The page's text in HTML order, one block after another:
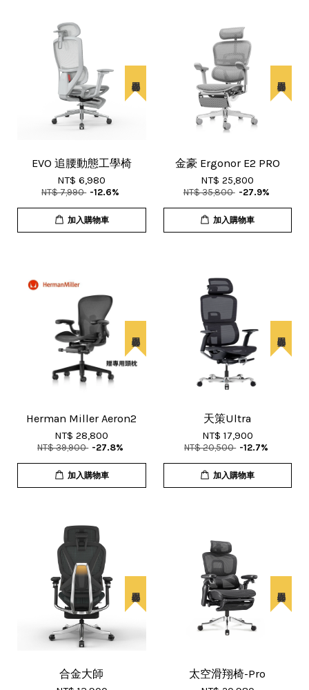
EVO 追腰動態工學椅
NT$ 6,980
NT$ 7,990 -12.6%
加入購物車
金豪 Ergonor E2 PRO
NT$ 25,800
NT$ 35,800 -27.9%
加入購物車
Herman Miller Aeron2
NT$ 28,800
NT$ 39,900 -27.8%
加入購物車
天策Ultra
NT$ 17,900
NT$ 20,500 -12.7%
加入購物車
合金大師 太空滑翔椅-Pro